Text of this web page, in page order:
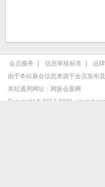
会员服务 信息审核标准 品
由于本站展会信息来源于会员发布
本站通用网址： 网纵会展网
Copyright © 2013-2021